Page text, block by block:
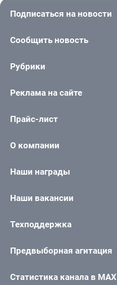
Подписаться на новости
Сообщить новость
Рубрики
Реклама на сайте
Прайс-лист
О компании
Наши награды
Наши вакансии
Техподдержка
Предвыборная агитация
Статистика канала в MAX